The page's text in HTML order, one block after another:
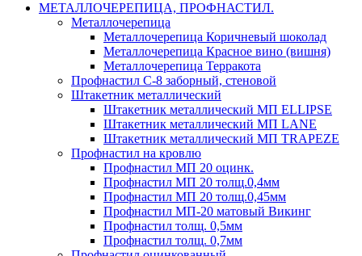
МЕТАЛЛОЧЕРЕПИЦА, ПРОФНАСТИЛ.
Металлочерепица
Металлочерепица Коричневый шоколад
Металлочерепица Красное вино (вишня)
Металлочерепица Терракота
Профнастил С-8 заборный, стеновой
Штакетник металлический
Штакетник металлический МП ELLIPSE
Штакетник металлический МП LАNE
Штакетник металлический МП TRAPEZE
Профнастил на кровлю
Профнастил МП 20 оцинк.
Профнастил МП 20 толщ.0,4мм
Профнастил МП 20 толщ.0,45мм
Профнастил МП-20 матовый Викинг
Профнастил толщ. 0,5мм
Профнастил толщ. 0,7мм